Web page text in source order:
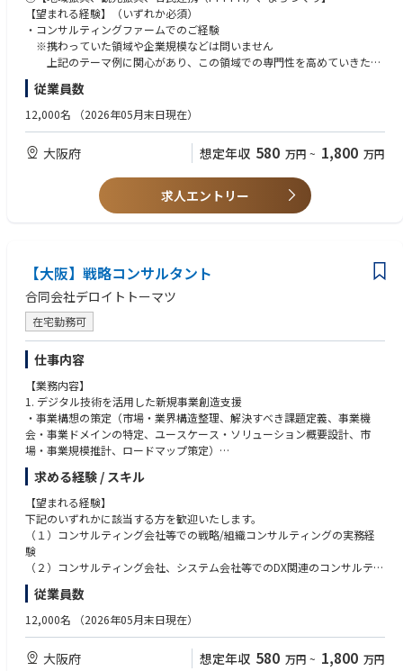
【求める人材像】
以下の能力を有する方
・コミュニケーション能力
・プレゼンテーション能力
・問題解決・論理的思考力
・ビジネス文書（Excel・Power Point等を用いたコンサルティング提案書
・困難な状況であっても、最後までやり抜くコミット力
・学び続ける力（コンサルティング業界では、入社後も継続的に業界知
見・各種スキル等を学習し続ける必要があります）
サポートを受けながら業務を遂行して頂きます）。
■テーマ例
・観光戦略/地域創生戦略の策定支援、DMO組成支援
・スマートシティ、スーパーシティ構想策定支援
・ベンチャーエコシステム構築支援・スタートアップ支援
・地域活性化支援（例：プロスポーツチームとの連携、コンパクトシテ
ィ、eスポーツ・メタバース活用、ふるさと納税支援）
・インフラ再構築支援（都市公園のリニューアル、庁舎建て替え、上下水
・コンソーシアム・地域協議会等のマネジメント支援
・統合型リゾート（IR）への参入にあたっての事業性検証・ビジネスモデ
②【気候変動・エネルギー関連】
【業務内容】
気候変動・カーボンニュートラル、サーキュラーエコノミー、生物多様性
等のグリーントランスフォーメーション領域をテーマに、行政、大企業、
大学法人等へのクライアントに対するコンサルティング業務や、当該領域
についてのビジネス推進、プロジェクトマネジメントをお任せします。
主には以下のようなテーマの業務を予定しています（必ずしも全ての業務
を独力で実行する必要はなく、必要に応じて他のマネジャー・スタッフの
サポートを受けながら業務を遂行して頂きます）。
■テーマ例
◇気候変動・エネルギーを軸としたイノベーション推進アドバイザリー
・脱炭素/エネルギー技術研究開発マネジメントコンサルティング
・脱炭素/エネルギー技術シーズの事業化コンサルティング
・再エネ/省エネ/畜エネ、スマートコミュニティ、エネルギーインフラに
関する調査コンサルティング
・水素・アンモニア等のクリーンエネルギーに係る戦略策定
・ベンチャー・地域課題エコシステムに係る戦略策定
◇気候変動・エネルギー対策の導入・実施に係るアドバイザリー
・気候変動対策（再エネ・省エネ・畜エネ）に係る技術開発/評価/分析
・（カーボンリスクを含む）エネルギーマネジメント体制の構築支援
・脱炭素事業にかかるコスト/ベネフィット分析/影響度調査
【望まれる経験】（いずれか必須）
・コンサルティングファームでのご経験
※携わっていた領域や企業規模などは問いません
上記のテーマ例に関心があり、この領域での専門性を高めていきたい
という志向をお持ちの方を歓迎します。
・行政機関（中央省庁、地方自治体等）での、政策の企画立案、官民連携
プロジェクト等のマネジメント等の経験
それに準ずる経験
・投資銀行・メガバンク・地方銀行等でのプロジェクトマネジメント又は
それに準ずる経験
・海外（現地法人）において、事業開発や経営企画、経営管理のマネジメ
ント又はそれに準ずる経験
・観光振興/地方創生の知見
・官民連携によるまちづくりの知見
・スマートシティに関する実務経験、知見
・統合型リゾート（IR）に関する知見、人脈
・MBA、中小企業診断士、技術士
・データアナリティクスの実務経験
・電力・ガス・鉄道などインフラ業界の知見
②【気候変動・エネルギー関連】
【望まれる経験】（必須）
■コンサルティングファームでのご経験
※携わっていた領域や企業規模などは一切問いません
地域の課題（アジェンダ）解決に関心をお持ちの方歓迎
上記の「テーマ例」に関しての知見は現時点では問いません。コンサルテ
ィングファームで培った、課題解決能力やロジカルシンキング、アウトプ
ットのスキルがあれば十分にキャッチアップが可能です。上記のテーマ例
に関心があり、この領域での専門性を高めていきたいという志向をお持ち
の方を歓迎します。
【望まれる経験】（推奨）
・脱炭素、グリーントランスフォーメーションに関する知見
・サーキュラーエコノミーに関する知見
・再エネ、省エネ、畜エネに関する知見
・カーボンクレジット/カーボンプライシングに関する知見
・一次産業（林業・農業等）に関する知見
従業員数
12,000名 （2026年05月末日現在）
大阪府 想定年収 580 万円 ~ 1,800 万円
求人エントリー
【大阪】戦略コンサルタント
合同会社デロイトトーマツ
在宅勤務可
仕事内容
【業務内容】
1. デジタル技術を活用した新規事業創造支援
・事業構想の策定（市場・業界構造整理、解決すべき課題定義、事業機
会・事業ドメインの特定、ユースケース・ソリューション概要設計、市
場・事業規模推計、ロードマップ策定）
・事業戦略及び収支計画の策定
・PoC（実証実刑）の設計・企画・計画書の作成、PoCの実行支援 など
2. 企業・自治体のデジタル戦略策定支援
・国内外の市場調査、DX動向/事例の整理・分析、DX化の成功要因の特定
・DX化領域・課題の特定、あるべきDXの方向性（ビジョン）
・戦略の構想策定
3. 都市・地域のデジタル化支援
・スーパーシティー、スマートシティー構想策定、都市OS導入、
・デジタルを活用した各産業のバリューチェーン再構築（主に、1次産業
が対象）
求める経験 / スキル
【望まれる経験】
下記のいずれかに該当する方を歓迎いたします。
（１）コンサルティング会社等での戦略/組織コンサルティングの実務経
験
（２）コンサルティング会社、システム会社等でのDX関連のコンサルティ
ングの実務経験
（３）事業会社の経営企画、新規事業開発部門でのDX事業の企画・推進業
務の実務経験
（５）ヘルスケア、ライフサイエンスに係る実務経験
従業員数
12,000名 （2026年05月末日現在）
大阪府 想定年収 580 万円 ~ 1,800 万円